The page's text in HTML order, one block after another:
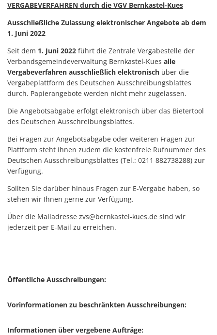
Lebenslagen
Mitfahrerbank
Moselbad
Mosel-Kino
Mosel-Musikfestival
Redaktion Mitteilungblatt
Senioreninfos
Städtepartnerschaft
Haushaltssatzungen
Karten und Pläne
Parteiinfos
Planen, Bauen, Wohnen
Satzungen
Standesamt
Verbandsgemeindewerke
Vermietung Güterhalle
VERGABEVERFAHREN durch die VGV Bernkastel-Kues
Ausschließliche Zulassung elektronischer Angebote ab dem
1. Juni 2022
Seit dem 1. Juni 2022 führt die Zentrale Vergabestelle der
Verbandsgemeindeverwaltung Bernkastel-Kues alle
Vergabeverfahren ausschließlich elektronisch über die
Vergabeplattform des Deutschen Ausschreibungsblattes
durch. Papierangebote werden nicht mehr zugelassen.
Die Angebotsabgabe erfolgt elektronisch über das Bietertool
des Deutschen Ausschreibungsblattes.
Bei Fragen zur Angebotsabgabe oder weiteren Fragen zur
Plattform steht Ihnen zudem die kostenfreie Rufnummer des
Deutschen Ausschreibungsblattes (Tel.: 0211 882738288) zur
Verfügung.
Sollten Sie darüber hinaus Fragen zur E-Vergabe haben, so
stehen wir Ihnen gerne zur Verfügung.
Über die Mailadresse zvs@bernkastel-kues.de sind wir
jederzeit per E-Mail zu erreichen.
Öffentliche Ausschreibungen:
Vorinformationen zu beschränkten Ausschreibungen:
Informationen über vergebene Aufträge: